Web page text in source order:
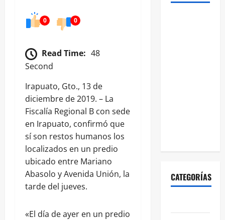
0 0
Read Time: 48
Second
Irapuato, Gto., 13 de
diciembre de 2019. – La
Fiscalía Regional B con sede
en Irapuato, confirmó que
sí son restos humanos los
localizados en un predio
ubicado entre Mariano
Abasolo y Avenida Unión, la
tarde del jueves.
«El día de ayer en un predio
CATEGORÍAS